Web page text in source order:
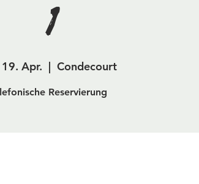
(1)
19. Apr.
  |
Condecourt
Reservierung